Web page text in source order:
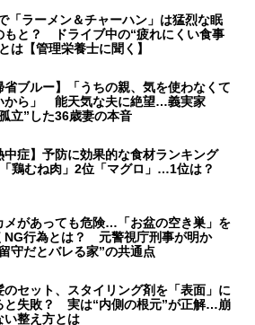
「ラーメン＆チャーハン」は猛烈な眠
もと？ ドライブ中の“疲れにくい食事
は【管理栄養士に聞く】
省ブルー】「うちの親、気を使わなくて
から」 能天気な夫に絶望…義実家
立”した36歳妻の本音
中症】予防に効果的な食材ランキング
鶏むね肉」2位「マグロ」…1位は？
メがあっても危険…「お盆の空き巣」を
NG行為とは？ 元警視庁刑事が明か
守だとバレる家”の共通点
のセット、スタイリング剤を「表面」に
と失敗？ 実は“内側の根元”が正解…崩
い整え方とは